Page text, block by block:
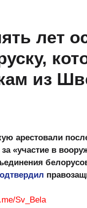
лет
из
арестовали
за «участие в